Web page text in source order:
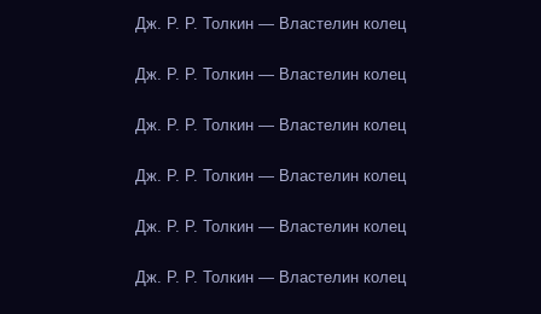
Дж. Р. Р. Толкин — Властелин колец
Дж. Р. Р. Толкин — Властелин колец
Дж. Р. Р. Толкин — Властелин колец
Дж. Р. Р. Толкин — Властелин колец
Дж. Р. Р. Толкин — Властелин колец
Дж. Р. Р. Толкин — Властелин колец